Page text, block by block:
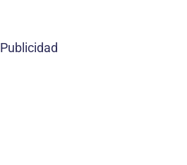
Publicidad